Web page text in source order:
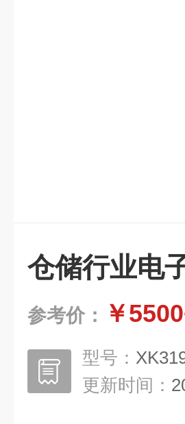
仓储行业电
参考价： ￥
型号：
更新时间：